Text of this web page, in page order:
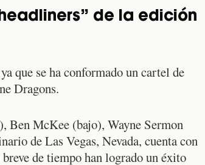
de la edición
que se ha conformado un cartel de
Dragons.
Ben McKee (bajo), Wayne Sermon
de Las Vegas, Nevada, cuenta con
de tiempo han logrado un éxito